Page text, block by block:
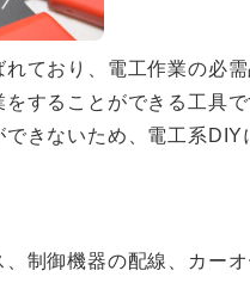
ており、電工作業の必
することができる工具
きないため、電工系DIY
制御機器の配線、カー